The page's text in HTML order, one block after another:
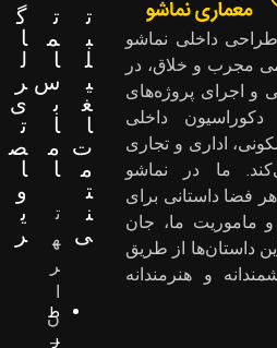
داخلی نماشو
مجرب و خلاق، در
و اجرای پروژه‌های
داخلی
اداری و تجاری
ما در نماشو
فضا داستانی برای
و ماموریت ما، جان
داستان‌ها از طریق
و هنرمندانه
ت
ب
ل
ی
غ
ا
ت
م
ت
ن
ی
ط
ر
ت
م
ا
س
ب
ا
م
ا
ت
ه
ر
ا
ن
گ
ا
ل
ر
ی
ت
ص
ا
و
ی
ر